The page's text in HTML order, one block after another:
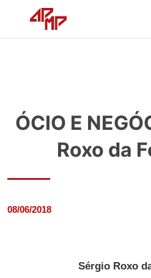
ÓCIO E
Roxo da
08/06/2018
Sérgio Roxo